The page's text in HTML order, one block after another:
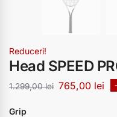
Reduceri!
Head SPEED
1.299,00lei 765,00 lei
Grip